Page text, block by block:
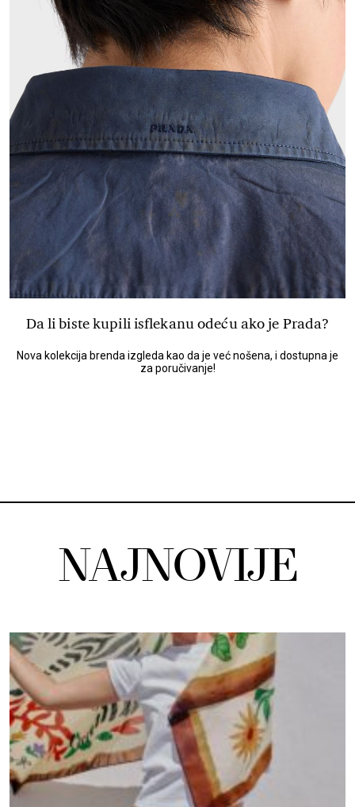
Da li biste kupili isflekanu odeću ako je Prada?
Nova kolekcija brenda izgleda kao da je već nošena, i dostupna je
za poručivanje!
NAJNOVIJE